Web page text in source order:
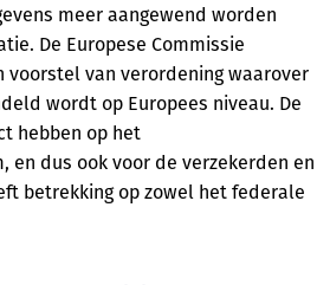
meer aangewend worden
De Europese Commissie
voorstel van verordening waarover
wordt op Europees niveau. De
hebben op het
en dus ook voor de verzekerden en
betrekking op zowel het federale